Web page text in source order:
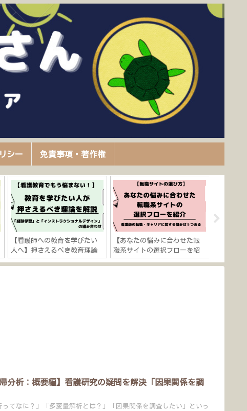
シー 免責事項・著作権
【看護師への教育を学びたい
人へ】押さえるべき教育理論
を解説「看護教育は“経験学
【あなたの悩みに合わせた転
職系サイトの選択フローを紹
介】看護師の転職・キャリア
分析：概要編】看護研究の疑問を解決「因果関係を調
ってなに？」「多変量解析とは？」「因果関係を調査したい」といっ